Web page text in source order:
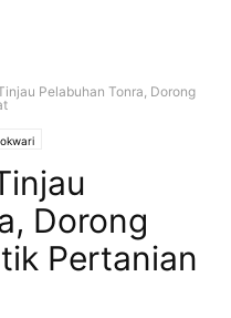
Pelabuhan Tonra, Dorong
Dorong
Pertanian